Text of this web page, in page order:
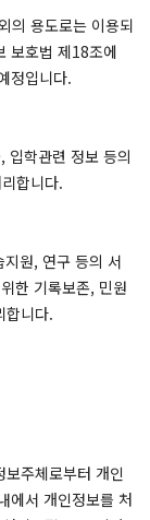
의 용도로는 이용되
보호법 제18조에
정입니다.
입학관련 정보 등의
합니다.
원, 연구 등의 서
한 기록보존, 민원
합니다.
주체로부터 개인
에서 개인정보를 처